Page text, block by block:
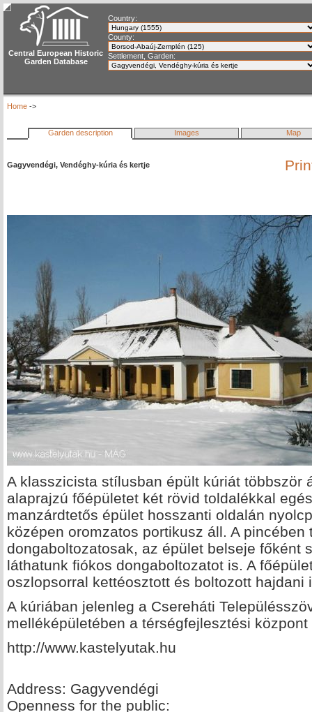
Central European Historic
Garden Database
Country:
County:
Settlement, Garden:
Home ->
Garden description Images Map
Gagyvendégi, Vendéghy-kúria és kertje
A klasszicista stílusban épült kúriát többször
alaprajzú főépületet két rövid toldalékkal
manzárdtetős épület hosszanti oldalán
középen oromzatos portikusz áll. A pincében
dongaboltozatosak, az épület belseje főként
láthatunk fiókos dongaboltozatot is. A
oszlopsorral kettéosztott és boltozott hajdani
A kúriában jelenleg a Csereháti
melléképületében a térségfejlesztési
http://www.kastelyutak.hu
Address: Gagyvendégi
Openness for the public: